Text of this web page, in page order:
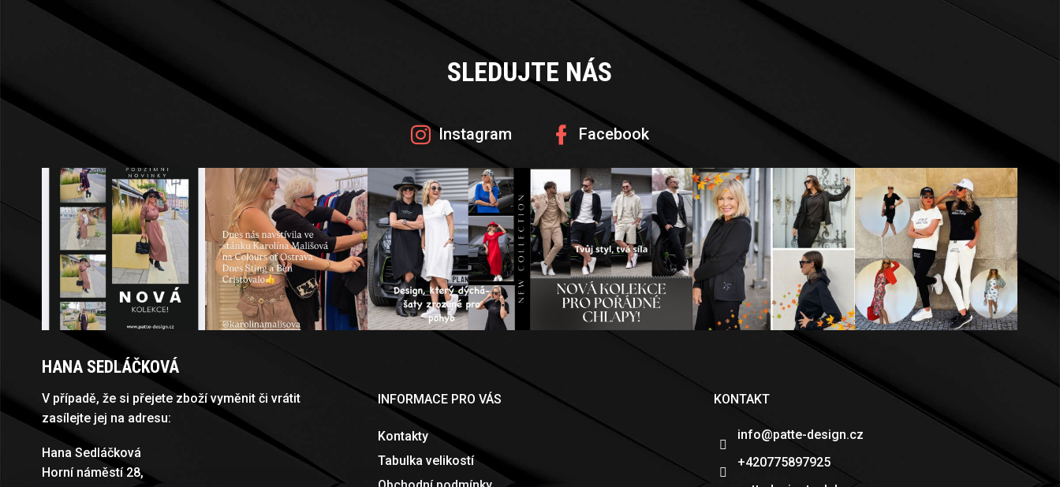
P
SLEDUJTE NÁS
Instagram Facebook
HANA SEDLÁČKOVÁ
V případě, že si přejete zboží vyměnit či vrátit
zasílejte jej na adresu:
Hana Sedláčková
Horní náměstí 28,
INFORMACE PRO VÁS
Kontakty
Tabulka velikostí
KONTAKT
info@patte-design.cz
+420775897925